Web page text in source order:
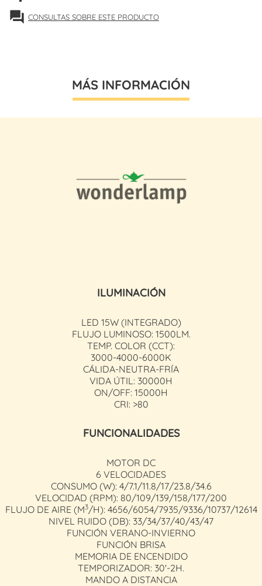
forum CONSULTAS SOBRE ESTE PRODUCTO
MÁS INFORMACIÓN
ILUMINACIÓN
LED 15W (INTEGRADO)
FLUJO LUMINOSO: 1500LM.
TEMP. COLOR (CCT):
3000-4000-6000K
CÁLIDA-NEUTRA-FRÍA
VIDA ÚTIL: 30000H
ON/OFF: 15000H
CRI: >80
FUNCIONALIDADES
MOTOR DC
6 VELOCIDADES
CONSUMO (W): 4/7.1/11.8/17/23.8/34.6
VELOCIDAD (RPM): 80/109/139/158/177/200
FLUJO DE AIRE (M3/H): 4656/6054/7935/9336/10737/12614
NIVEL RUIDO (DB): 33/34/37/40/43/47
FUNCIÓN VERANO-INVIERNO
FUNCIÓN BRISA
MEMORIA DE ENCENDIDO
TEMPORIZADOR: 30'-2H.
MANDO A DISTANCIA